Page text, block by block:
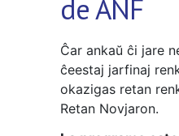
de ANF
Ĉar ankaŭ ĉi jare
ĉeestaj jarfinaj
okazigas retan
Retan Novjaron.